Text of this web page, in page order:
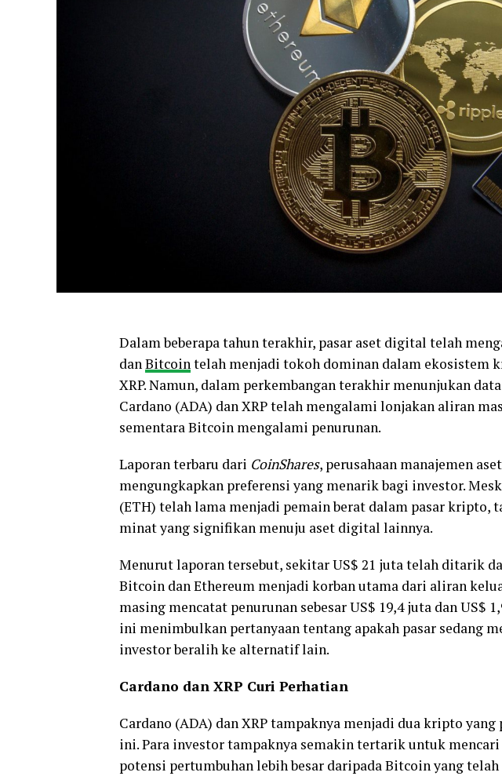
Dalam beberapa tahun terakhir, pasar aset digital telah
danBitcointelah menjadi tokoh dominan dalam ekosistem
XRP. Namun, dalam perkembangan terakhir menunjukan
Cardano (ADA) dan XRP telah mengalami lonjakan aliran
sementara Bitcoin mengalami penurunan.
Laporan terbaru dari CoinShares, perusahaan manajemen
mengungkapkan preferensi yang menarik bagi investor.
(ETH) telah lama menjadi pemain berat dalam pasar kripto,
minat yang signifikan menuju aset digital lainnya.
Menurut laporan tersebut, sekitar US$ 21 juta telah ditarik
Bitcoin dan Ethereum menjadi korban utama dari aliran
masing mencatat penurunan sebesar US$ 19,4 juta dan US$
ini menimbulkan pertanyaan tentang apakah pasar sedang
investor beralih ke alternatif lain.
Cardano dan XRP Curi Perhatian
Cardano (ADA) dan XRP tampaknya menjadi dua kripto
ini. Para investor tampaknya semakin tertarik untuk
potensi pertumbuhan lebih besar daripada Bitcoin yang